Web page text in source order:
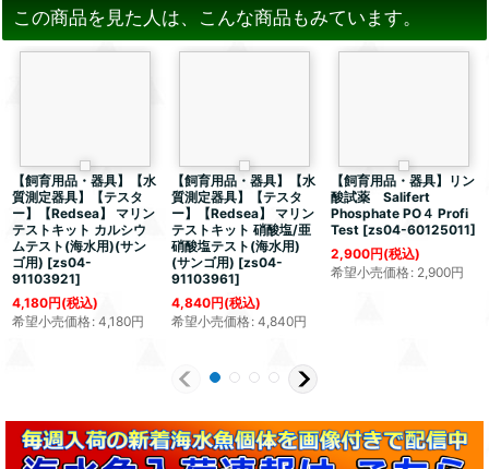
この商品を見た人は、こんな商品もみています。
【飼育用品・器具】【水
質測定器具】【テスタ
ー】【Redsea】 マリン
テストキット カルシウ
ムテスト(海水用)(サン
ゴ用) [zs04-
91103921]
4,180円(税込)
希望小売価格: 4,180円
【飼育用品・器具】【水
質測定器具】【テスタ
ー】【Redsea】 マリン
テストキット 硝酸塩/亜
硝酸塩テスト(海水用)
(サンゴ用) [zs04-
91103961]
4,840円(税込)
希望小売価格: 4,840円
【飼育用品・器具】リン
酸試薬 Salifert
Phosphate PO４ Profi
Test [zs04-60125011]
2,900円(税込)
希望小売価格: 2,900円